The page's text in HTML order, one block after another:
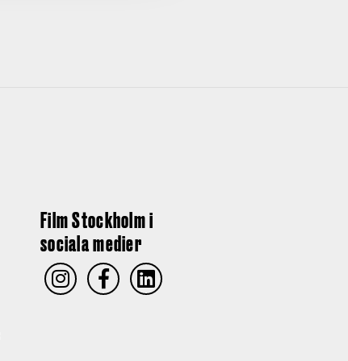
Film Stockholm i
sociala medier